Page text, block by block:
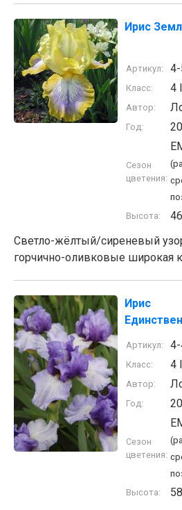
Ирис
Артикул:
Класс: 4
Автор:
Год:
Сезон
цветения:
Высота:
46
Cветло-жёлтый/сиреневый
горчично-оливковые широкая
Ирис
Артикул:
Класс: 4
Автор:
Год:
Сезон
цветения:
Высота:
58